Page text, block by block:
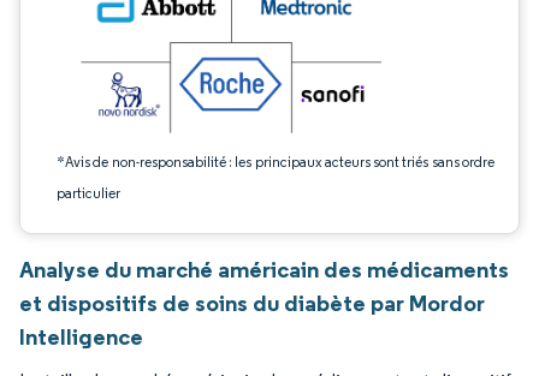
*Avis de non-responsabilité : les principaux acteurs sont triés sans ordre
particulier
Analyse du marché américain des médicaments
et dispositifs de soins du diabète par Mordor
Intelligence